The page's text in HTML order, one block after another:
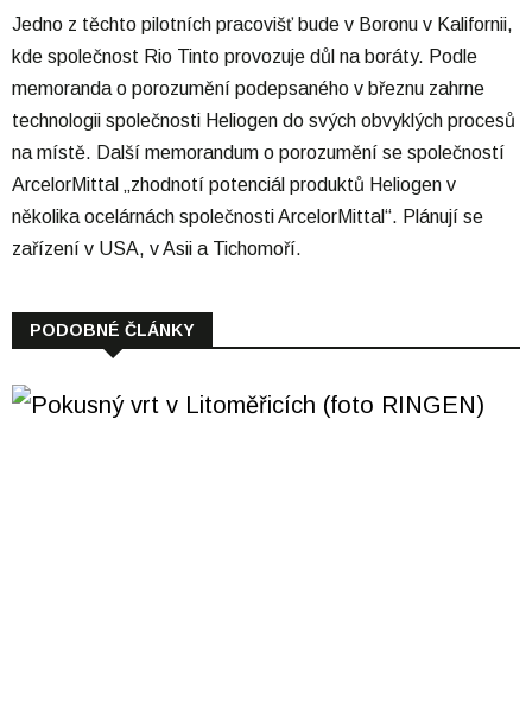
Jedno z těchto pilotních pracovišť bude v Boronu v Kalifornii,
kde společnost Rio Tinto provozuje důl na boráty. Podle
memoranda o porozumění podepsaného v březnu zahrne
technologii společnosti Heliogen do svých obvyklých procesů
na místě. Další memorandum o porozumění se společností
ArcelorMittal „zhodnotí potenciál produktů Heliogen v
několika ocelárnách společnosti ArcelorMittal“. Plánují se
zařízení v USA, v Asii a Tichomoří.
PODOBNÉ ČLÁNKY